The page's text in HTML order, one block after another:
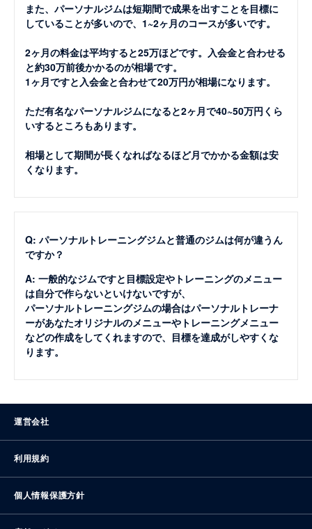
また、パーソナルジムは短期間で成果を出すことを目標に
していることが多いので、1~2ヶ月のコースが多いです。
2ヶ月の料金は平均すると25万ほどです。入会金と合わせる
と約30万前後かかるのが相場です。
1ヶ月ですと入会金と合わせて20万円が相場になります。
ただ有名なパーソナルジムになると2ヶ月で40~50万円くら
いするところもあります。
相場として期間が長くなればなるほど月でかかる金額は安
くなります。
Q: パーソナルトレーニングジムと普通のジムは何が違うん
ですか？
A: 一般的なジムですと目標設定やトレーニングのメニュー
は自分で作らないといけないですが、
パーソナルトレーニングジムの場合はパーソナルトレーナ
ーがあなたオリジナルのメニューやトレーニングメニュー
などの作成をしてくれますので、目標を達成がしやすくな
ります。
運営会社
利用規約
個人情報保護方針